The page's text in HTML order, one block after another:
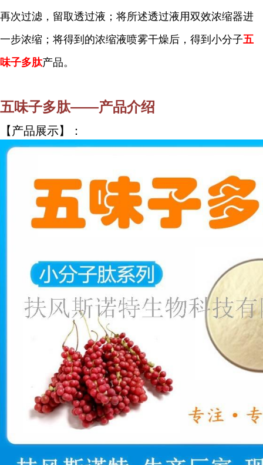
再次过滤，留取透过液；将所述透过液用双效浓缩器进
一步浓缩；将得到的浓缩液喷雾干燥后，得到小分子五
味子多肽产品。
五味子多肽——产品介绍
【产品展示】：